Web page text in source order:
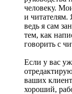
человеку.
и читателям.
ведь я сам
тем, как
говорить с
Если у вас
ваших
хороший,